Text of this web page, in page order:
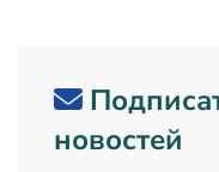
новостей